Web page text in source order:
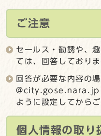
ご注意
セールス・勧誘や、
ては、回答しておりま
回答が必要な内容の
@city.gose.nara.jp
ように設定してから
個人情報の取り